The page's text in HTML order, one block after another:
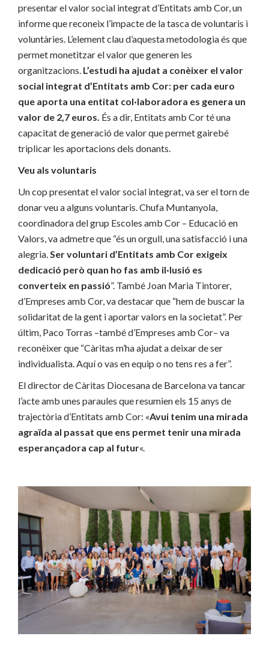
presentar el valor social integrat d’Entitats amb Cor, un
informe que reconeix l’impacte de la tasca de voluntaris i
voluntàries. L’element clau d’aquesta metodologia és que
permet monetitzar el valor que generen les
organitzacions. L’estudi ha ajudat a conèixer el valor
social integrat d’Entitats amb Cor: per cada euro
que aporta una entitat col·laboradora es genera un
valor de 2,7 euros. És a dir, Entitats amb Cor té una
capacitat de generació de valor que permet gairebé
triplicar les aportacions dels donants.
Veu als voluntaris
Un cop presentat el valor social integrat, va ser el torn de
donar veu a alguns voluntaris. Chufa Muntanyola,
coordinadora del grup Escoles amb Cor – Educació en
Valors, va admetre que “és un orgull, una satisfacció i una
alegria.Ser voluntari d’Entitats amb Cor exigeix
dedicació però quan ho fas amb il·lusió es
converteix en passió”. També Joan Maria Tintorer,
d’Empreses amb Cor, va destacar que “hem de buscar la
solidaritat de la gent i aportar valors en la societat”. Per
últim, Paco Torras –també d’Empreses amb Cor– va
reconèixer que “Càritas m’ha ajudat a deixar de ser
individualista. Aquí o vas en equip o no tens res a fer”.
El director de Càritas Diocesana de Barcelona va tancar
l’acte amb unes paraules que resumien els 15 anys de
trajectòria d’Entitats amb Cor: «Avui tenim una mirada
agraïda al passat que ens permet tenir una mirada
esperançadora cap al futur«.